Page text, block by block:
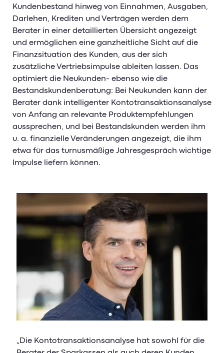
Kundenbestand hinweg von Einnahmen, Ausgaben,
Darlehen, Krediten und Verträgen werden dem
Berater in einer detaillierten Übersicht angezeigt
und ermöglichen eine ganzheitliche Sicht auf die
Finanzsituation des Kunden, aus der sich
zusätzliche Vertriebsimpulse ableiten lassen. Das
optimiert die Neukunden- ebenso wie die
Bestandskundenberatung: Bei Neukunden kann der
Berater dank intelligenter Kontotransaktionsanalyse
von Anfang an relevante Produktempfehlungen
aussprechen, und bei Bestandskunden werden ihm
u. a. finanzielle Veränderungen angezeigt, die ihm
etwa für das turnusmäßige Jahresgespräch wichtige
Impulse liefern können.
„Die Kontotransaktionsanalyse hat sowohl für die